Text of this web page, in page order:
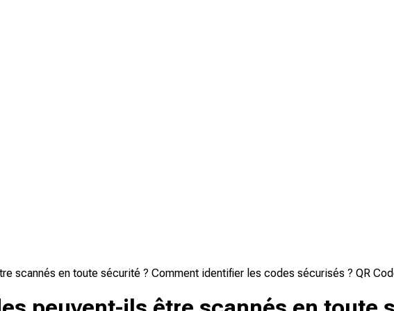
scannés en toute sécurité ? Comment identifier les codes sécurisés ? QR